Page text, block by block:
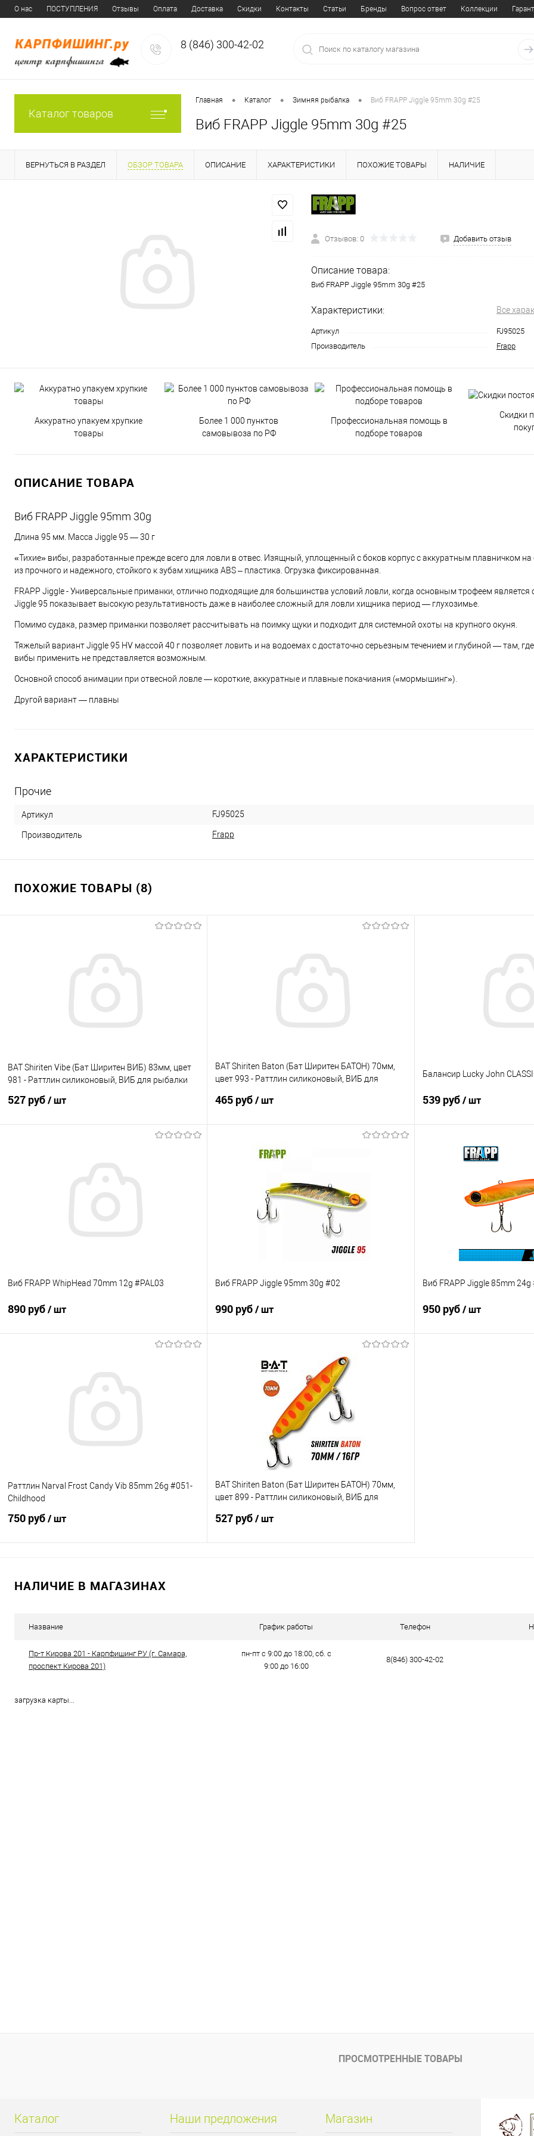
О нас ПОСТУПЛЕНИЯ Отзывы Оплата Доставка Скидки Контакты Статьи Бренды Вопрос ответ Коллекции
8 (846) 300-42-02
Каталог товаров
Главная • Каталог • Зимняя рыбалка • Виб FRAPP Jiggle 95mm 30g #25
Виб FRAPP Jiggle 95mm 30g #25
ВЕРНУТЬСЯ В РАЗДЕЛ ОБЗОР ТОВАРА ОПИСАНИЕ ХАРАКТЕРИСТИКИ ПОХОЖИЕ ТОВАРЫ НАЛИЧИЕ
Отзывов: 0 Добавить отзыв
Описание товара:
Виб FRAPP Jiggle 95mm 30g #25
Характеристики: Все
Артикул
FJ95025
Производитель
Frapp
Аккуратно упакуем хрупкие
товары
Более 1 000 пунктов
самовывоза по РФ
Профессиональная помощь в
подборе товаров
Скидки
ОПИСАНИЕ ТОВАРА
Виб FRAPP Jiggle 95mm 30g
Длина 95 мм. Масса Jiggle 95 — 30 г
«Тихие» вибы, разработанные прежде всего для ловли в отвес. Изящный, уплощенный с боков корпус с аккуратным плавничком на
из прочного и надежного, стойкого к зубам хищника ABS – пластика. Огрузка фиксированная.
FRAPP Jiggle - Универсальные приманки, отлично подходящие для большинства условий ловли, когда основным трофеем является
Jiggle 95 показывает высокую результативность даже в наиболее сложный для ловли хищника период — глухозимье.
Помимо судака, размер приманки позволяет рассчитывать на поимку щуки и подходит для системной охоты на крупного окуня.
Тяжелый вариант Jiggle 95 HV массой 40 г позволяет ловить и на водоемах с достаточно серьезным течением и глубиной — там,
вибы применить не представляется возможным.
Основной способ анимации при отвесной ловле — короткие, аккуратные и плавные покачиания («мормышинг»).
Другой вариант — плавны
ХАРАКТЕРИСТИКИ
Прочие
Артикул FJ95025
Производитель Frapp
ПОХОЖИЕ ТОВАРЫ (8)
BAT Shiriten Vibe (Бат Ширитен ВИБ) 83мм, цвет
981 - Раттлин силиконовый, ВИБ для рыбалки
527 руб/ шт
BAT Shiriten Baton (Бат Ширитен БАТОН) 70мм,
цвет 993 - Раттлин силиконовый, ВИБ для
465 руб/ шт
В избранное
В наличии
Балансир Lucky John
539 руб/ шт
В избранное
Виб FRAPP WhipHead 70mm 12g #PAL03
890 руб/ шт
Виб FRAPP Jiggle 95mm 30g #02
990 руб/ шт
В корзину
Купить в 1 клик
Сравнение
В наличии
Виб FRAPP Jiggle 85mm 24g
950 руб/ шт
Раттлин Narval Frost Candy Vib 85mm 26g #051-
Childhood
750 руб/ шт
BAT Shiriten Baton (Бат Ширитен БАТОН) 70мм,
цвет 899 - Раттлин силиконовый, ВИБ для
527 руб/ шт
НАЛИЧИЕ В МАГАЗИНАХ
Название График работы Телефон
Пр-т Кирова 201 - Карпфишинг РУ (г. Самара,
проспект Кирова 201)
пн-пт с 9:00 до 18:00, сб. с
9:00 до 16:00
8(846) 300-42-02
загрузка карты...
ПРОСМОТРЕННЫЕ ТОВАРЫ
Каталог Наши предложения Магазин